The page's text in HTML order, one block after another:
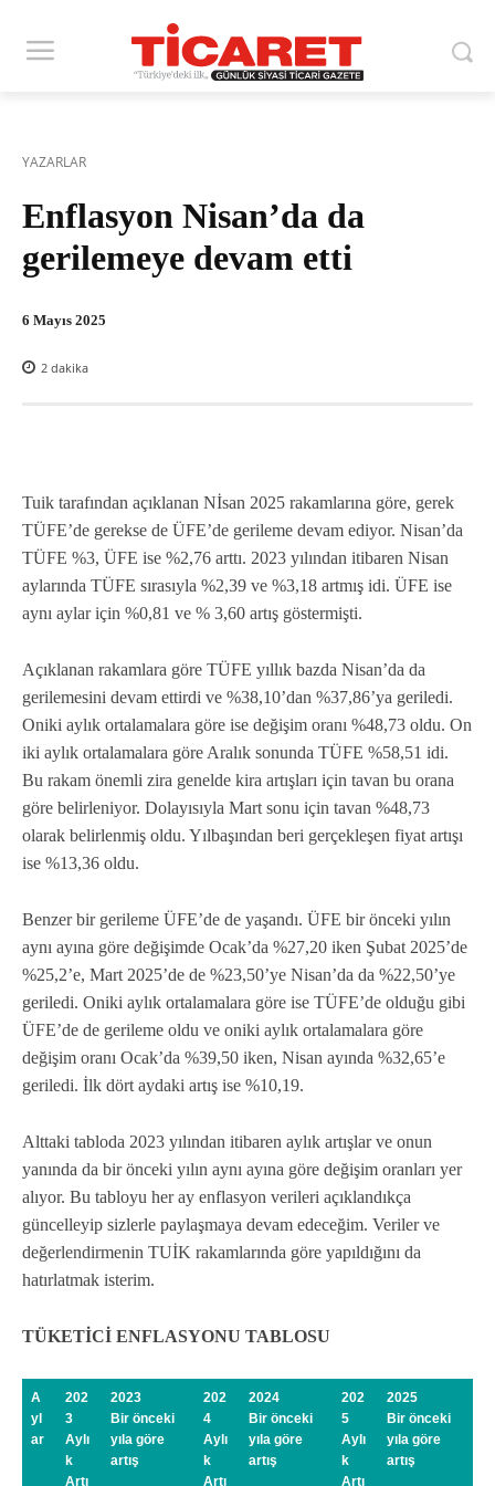
YAZARLAR
Enflasyon Nisan’da da
gerilemeye devam etti
6 Mayıs 2025
2 dakika
Tuik tarafından açıklanan Nİsan 2025 rakamlarına göre, gerek
TÜFE’de gerekse de ÜFE’de gerileme devam ediyor. Nisan’da
TÜFE %3, ÜFE ise %2,76 arttı. 2023 yılından itibaren Nisan
aylarında TÜFE sırasıyla %2,39 ve %3,18 artmış idi. ÜFE ise
aynı aylar için %0,81 ve % 3,60 artış göstermişti.
Açıklanan rakamlara göre TÜFE yıllık bazda Nisan’da da
gerilemesini devam ettirdi ve %38,10’dan %37,86’ya geriledi.
Oniki aylık ortalamalara göre ise değişim oranı %48,73 oldu. On
iki aylık ortalamalara göre Aralık sonunda TÜFE %58,51 idi.
Bu rakam önemli zira genelde kira artışları için tavan bu orana
göre belirleniyor. Dolayısıyla Mart sonu için tavan %48,73
olarak belirlenmiş oldu. Yılbaşından beri gerçekleşen fiyat artışı
ise %13,36 oldu.
Benzer bir gerileme ÜFE’de de yaşandı. ÜFE bir önceki yılın
aynı ayına göre değişimde Ocak’da %27,20 iken Şubat 2025’de
%25,2’e, Mart 2025’de de %23,50’ye Nisan’da da %22,50’ye
geriledi. Oniki aylık ortalamalara göre ise TÜFE’de olduğu gibi
ÜFE’de de gerileme oldu ve oniki aylık ortalamalara göre
değişim oranı Ocak’da %39,50 iken, Nisan ayında %32,65’e
geriledi. İlk dört aydaki artış ise %10,19.
Alttaki tabloda 2023 yılından itibaren aylık artışlar ve onun
yanında da bir önceki yılın aynı ayına göre değişim oranları yer
alıyor. Bu tabloyu her ay enflasyon verileri açıklandıkça
güncelleyip sizlerle paylaşmaya devam edeceğim. Veriler ve
değerlendirmenin TUİK rakamlarında göre yapıldığını da
hatırlatmak isterim.
TÜKETİCİ ENFLASYONU TABLOSU
A
yl
ar
202
3
Aylı
k
Artı
2023
Bir önceki
yıla göre
artış
202
4
Aylı
k
Artı
2024
Bir önceki
yıla göre
artış
202
5
Aylı
k
Artı
2025
Bir önceki
yıla göre
artış